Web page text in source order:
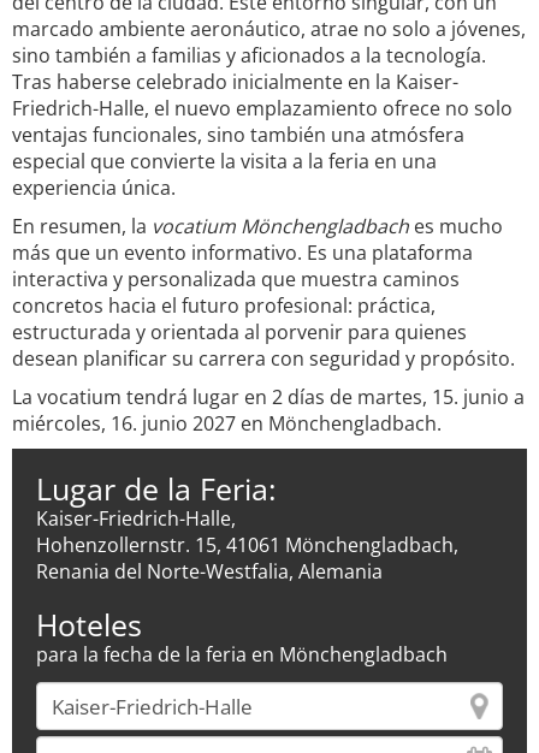
marcado ambiente aeronáutico, atrae no solo a jóvenes,
sino también a familias y aficionados a la tecnología.
Tras haberse celebrado inicialmente en la Kaiser-
Friedrich-Halle, el nuevo emplazamiento ofrece no solo
ventajas funcionales, sino también una atmósfera
especial que convierte la visita a la feria en una
experiencia única.
En resumen, la vocatium Mönchengladbach es mucho
más que un evento informativo. Es una plataforma
interactiva y personalizada que muestra caminos
concretos hacia el futuro profesional: práctica,
estructurada y orientada al porvenir para quienes
desean planificar su carrera con seguridad y propósito.
La vocatium tendrá lugar en 2 días de martes, 15. junio a
miércoles, 16. junio 2027 en Mönchengladbach.
Lugar de la Feria:
Kaiser-Friedrich-Halle,
Hohenzollernstr. 15, 41061 Mönchengladbach,
Renania del Norte-Westfalia, Alemania
Hoteles
para la fecha de la feria en Mönchengladbach